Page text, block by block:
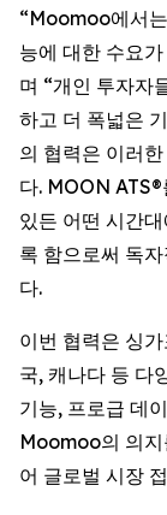
“Moomoo에서
능에 대한 수요
며 “개인 투자자
하고 더 폭넓은
의 협력은 이러
다. MOON
있든 어떤 시간
록 함으로써 독
다.
이번 협력은 싱
국, 캐나다 등 다
기능, 프로급 데
Moomoo의 의지
어 글로벌 시장